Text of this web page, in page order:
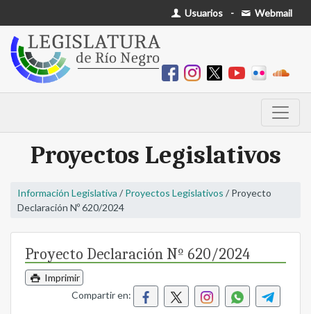
Usuarios - Webmail
Proyectos Legislativos
Información Legislativa / Proyectos Legislativos / Proyecto
Declaración Nº 620/2024
Proyecto Declaración Nº 620/2024
Imprimir
Compartir en: